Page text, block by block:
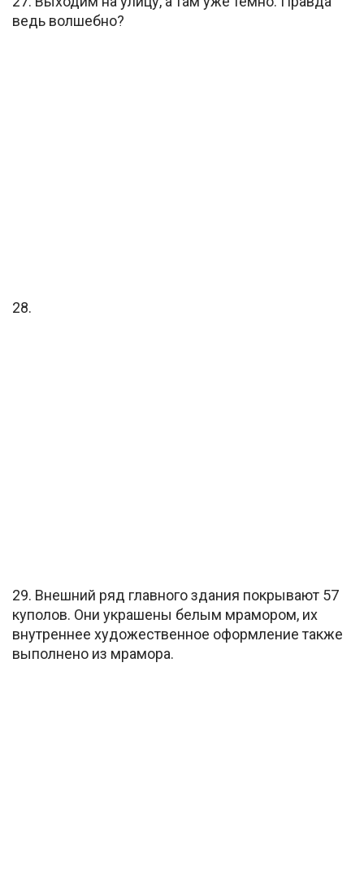
ведь волшебно?
28.
29. Внешний ряд главного здания покрывают 57
куполов. Они украшены белым мрамором, их
внутреннее художественное оформление также
выполнено из мрамора.